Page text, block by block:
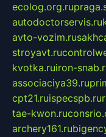
ecolog.org.ru
autodoctorservis.ru
avto-vozim.ru
stroyavt.ru
kvotka.ruiron-
associaciya39.ru
cpt21.ruispecspb.ru
tae-kwon.ru
archery161.ru